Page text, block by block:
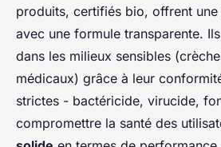
produits, certifiés bio, offrent une
avec une formule transparente.
dans les milieux sensibles
médicaux) grâce à leur
strictes - bactéricide, virucide,
compromettre la santé des